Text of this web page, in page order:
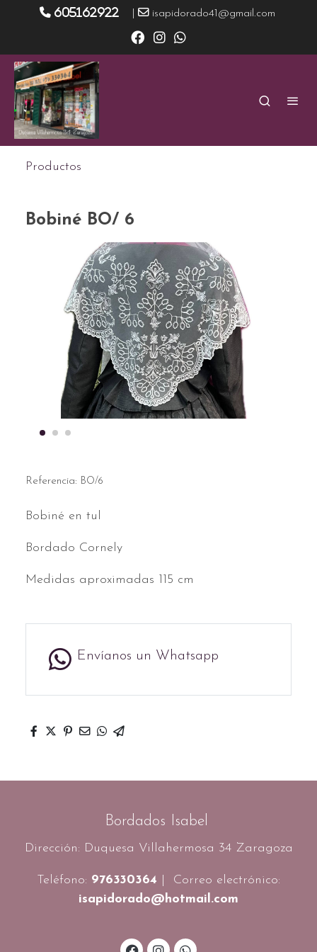
605162922 isapidorado41@gmail.com
Productos
Bobiné BO/ 6
Referencia: BO/6
Bobiné en tul
Bordado Cornely
Medidas aproximadas 115 cm
Envíanos un Whatsapp
Bordados Isabel
Dirección: Duquesa Villahermosa 34 Zaragoza
Teléfono: 976330364 | Correo electrónico:
isapidorado@hotmail.com